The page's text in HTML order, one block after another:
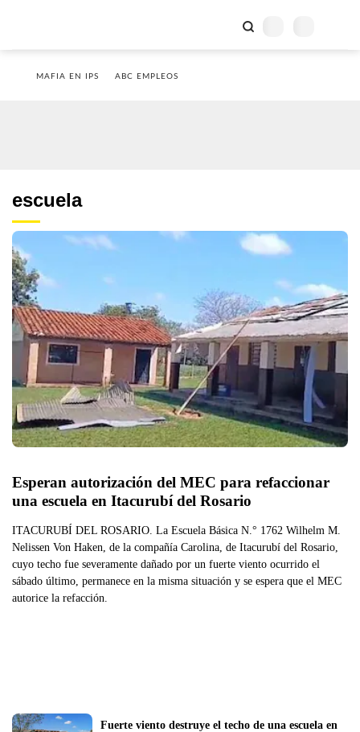
MAFIA EN IPS ABC EMPLEOS
escuela
Esperan autorización del MEC para refaccionar
una escuela en Itacurubí del Rosario
ITACURUBÍ DEL ROSARIO. La Escuela Básica N.° 1762 Wilhelm M.
Nelissen Von Haken, de la compañía Carolina, de Itacurubí del Rosario,
cuyo techo fue severamente dañado por un fuerte viento ocurrido el
sábado último, permanece en la misma situación y se espera que el MEC
autorice la refacción.
Fuerte viento destruye el techo de una escuela en